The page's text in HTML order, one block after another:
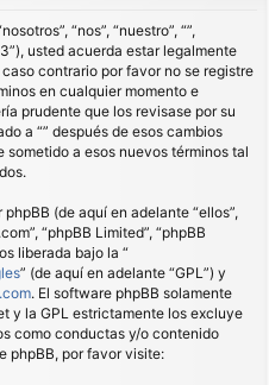
“nos”, “nuestro”, “”,
usted acuerda estar legalmente
contrario por favor no se registre
en cualquier momento e
prudente que los revisase por su
a “” después de esos cambios
a esos nuevos términos tal
(de aquí en adelante “ellos”,
“phpBB Limited”, “phpBB
liberada bajo la “
” (de aquí en adelante “GPL”) y
. El software phpBB solamente
y la GPL estrictamente los excluye
como conductas y/o contenido
phpBB, por favor visite: